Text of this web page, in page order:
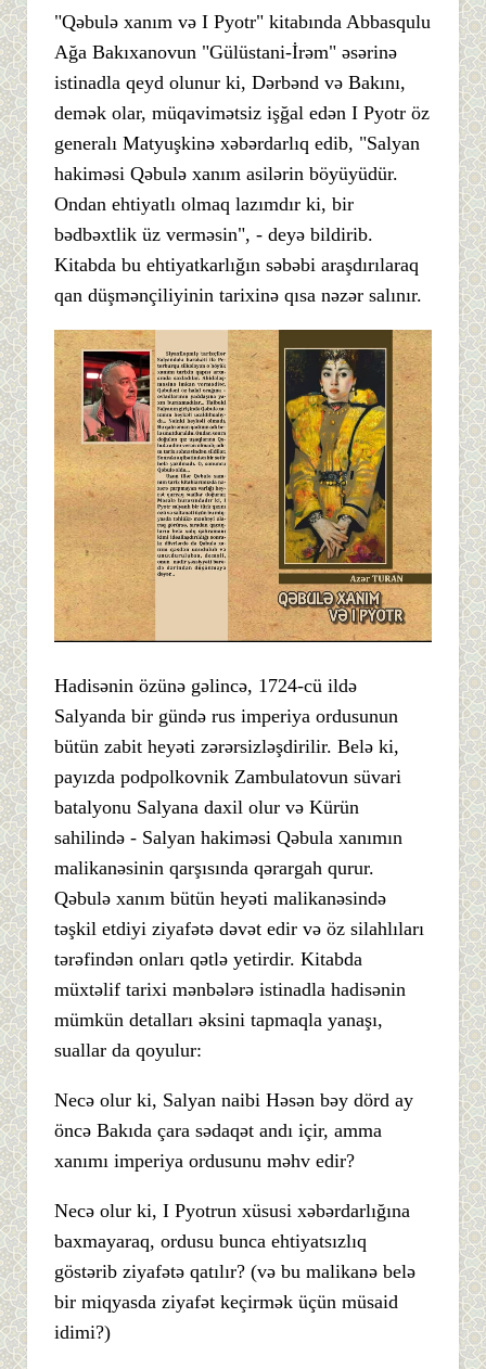
"Qəbulə xanım və I Pyotr" kitabında Abbasqulu
Ağa Bakıxanovun "Gülüstani-İrəm" əsərinə
istinadla qeyd olunur ki, Dərbənd və Bakını,
demək olar, müqavimətsiz işğal edən I Pyotr öz
generalı Matyuşkinə xəbərdarlıq edib, "Salyan
hakiməsi Qəbulə xanım asilərin böyüyüdür.
Ondan ehtiyatlı olmaq lazımdır ki, bir
bədbəxtlik üz verməsin", - deyə bildirib.
Kitabda bu ehtiyatkarlığın səbəbi araşdırılaraq
qan düşmənçiliyinin tarixinə qısa nəzər salınır.
Hadisənin özünə gəlincə, 1724-cü ildə
Salyanda bir gündə rus imperiya ordusunun
bütün zabit heyəti zərərsizləşdirilir. Belə ki,
payızda podpolkovnik Zambulatovun süvari
batalyonu Salyana daxil olur və Kürün
sahilində - Salyan hakiməsi Qəbula xanımın
malikanəsinin qarşısında qərargah qurur.
Qəbulə xanım bütün heyəti malikanəsində
təşkil etdiyi ziyafətə dəvət edir və öz silahlıları
tərəfindən onları qətlə yetirdir. Kitabda
müxtəlif tarixi mənbələrə istinadla hadisənin
mümkün detalları əksini tapmaqla yanaşı,
suallar da qoyulur:
Necə olur ki, Salyan naibi Həsən bəy dörd ay
öncə Bakıda çara sədaqət andı içir, amma
xanımı imperiya ordusunu məhv edir?
Necə olur ki, I Pyotrun xüsusi xəbərdarlığına
baxmayaraq, ordusu bunca ehtiyatsızlıq
göstərib ziyafətə qatılır? (və bu malikanə belə
bir miqyasda ziyafət keçirmək üçün müsaid
idimi?)